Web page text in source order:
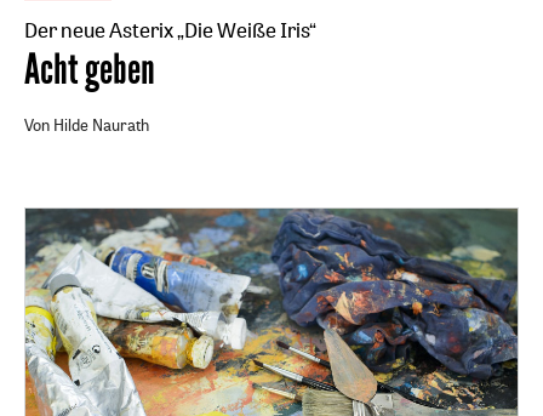
Der neue Asterix „Die Weiße Iris“
:
Acht geben
Von Hilde Naurath